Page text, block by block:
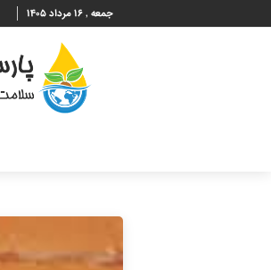
جمعه , ۱۶ مرداد ۱۴۰۵